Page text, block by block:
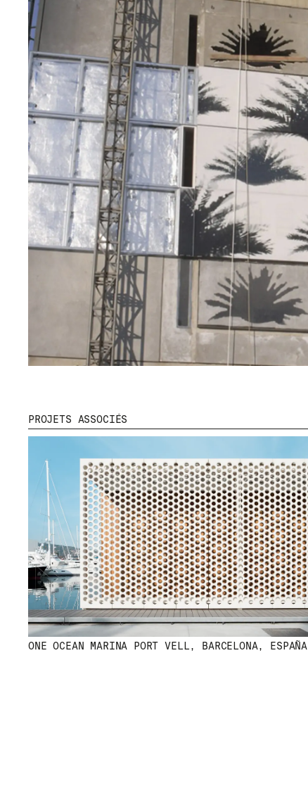
PROJETS ASSOCIÉS
ONE OCEAN MARINA PORT VELL, BARCELONA, ESPAÑA
© 2026 ESCOFET 1886 S.A.